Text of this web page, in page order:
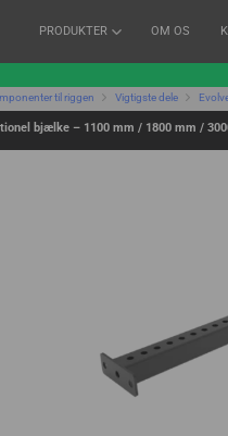
PRODUKTER OM OS
til riggen Vigtigste dele
bjælke – 1100 mm / 1800 mm /